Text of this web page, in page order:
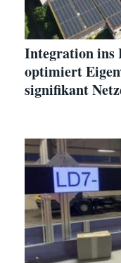
Integration ins
optimiert
signifikant